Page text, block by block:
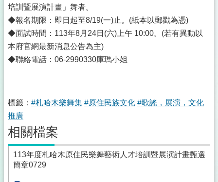
培訓暨展演計畫」舞者。
◆報名期限：即日起至8/19(一)止。(紙本以郵戳為憑)
◆面試時間：113年8月24日(六)上午 10:00。(若有異動以
本府官網最新消息公告為主)
◆聯絡電話：06-2990330庫瑪小姐
標籤： #札哈木樂舞集 #原住民族文化 #歌謠，展演，文化
推廣
相關檔案
113年度札哈木原住民樂舞藝術人才培訓暨展演計畫甄選
簡章0729